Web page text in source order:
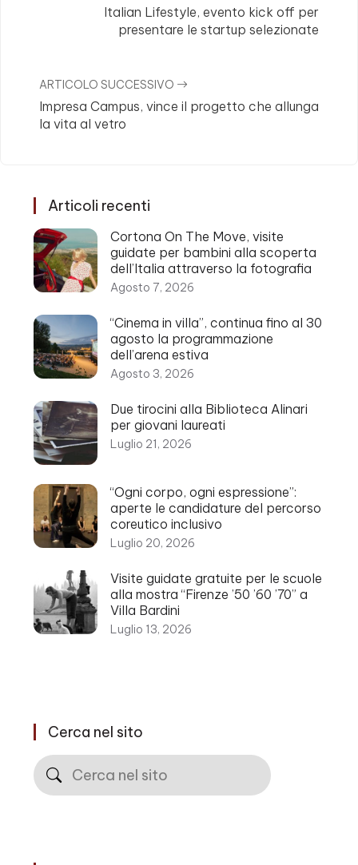
Italian Lifestyle, evento kick off per
presentare le startup selezionate
ARTICOLO SUCCESSIVO
Impresa Campus, vince il progetto che allunga
la vita al vetro
Articoli recenti
Cortona On The Move, visite
guidate per bambini alla scoperta
dell’Italia attraverso la fotografia
Agosto 7, 2026
“Cinema in villa”, continua fino al 30
agosto la programmazione
dell’arena estiva
Agosto 3, 2026
Due tirocini alla Biblioteca Alinari
per giovani laureati
Luglio 21, 2026
“Ogni corpo, ogni espressione”:
aperte le candidature del percorso
coreutico inclusivo
Luglio 20, 2026
Visite guidate gratuite per le scuole
alla mostra “Firenze ’50 ’60 ’70” a
Villa Bardini
Luglio 13, 2026
Cerca nel sito
Cerca